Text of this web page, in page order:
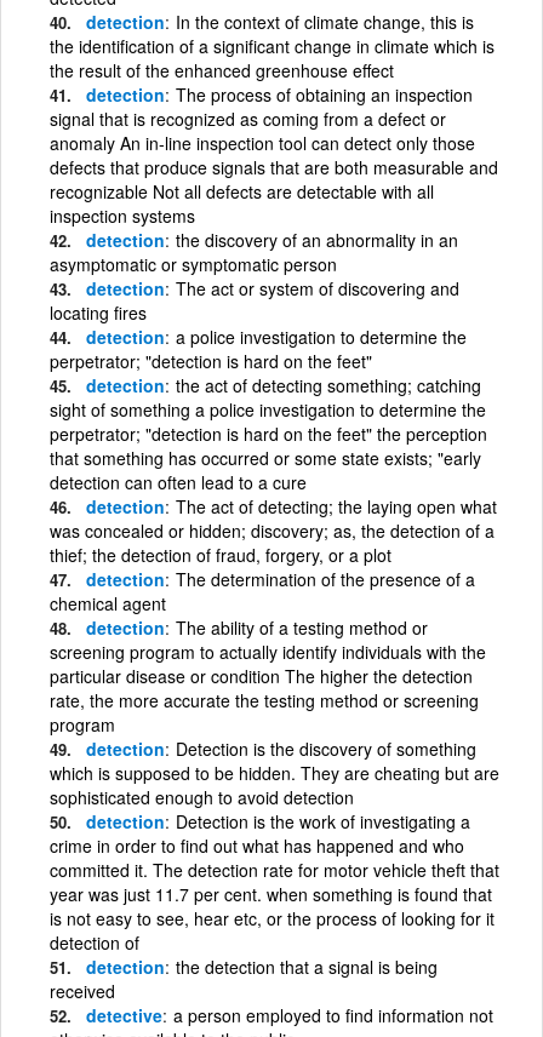
detection In the context of climate change, this is
the identification of a significant change in climate which is
the result of the enhanced greenhouse effect
detection The process of obtaining an inspection
signal that is recognized as coming from a defect or
anomaly An in-line inspection tool can detect only those
defects that produce signals that are both measurable and
recognizable Not all defects are detectable with all
inspection systems
detection the discovery of an abnormality in an
asymptomatic or symptomatic person
detection The act or system of discovering and
locating fires
detection a police investigation to determine the
perpetrator; "detection is hard on the feet"
detection the act of detecting something; catching
sight of something a police investigation to determine the
perpetrator; "detection is hard on the feet" the perception
that something has occurred or some state exists; "early
detection can often lead to a cure
detection The act of detecting; the laying open what
was concealed or hidden; discovery; as, the detection of a
thief; the detection of fraud, forgery, or a plot
detection The determination of the presence of a
chemical agent
detection The ability of a testing method or
screening program to actually identify individuals with the
particular disease or condition The higher the detection
rate, the more accurate the testing method or screening
program
detection Detection is the discovery of something
which is supposed to be hidden. They are cheating but are
sophisticated enough to avoid detection
detection Detection is the work of investigating a
crime in order to find out what has happened and who
committed it. The detection rate for motor vehicle theft that
year was just 11.7 per cent. when something is found that
is not easy to see, hear etc, or the process of looking for it
detection of
detection the detection that a signal is being
received
detective a person employed to find information not